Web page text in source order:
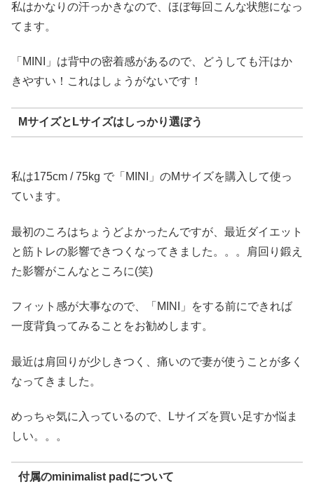
私はかなりの汗っかきなので、ほぼ毎回こんな状態になっ
てます。
「MINI」は背中の密着感があるので、どうしても汗はか
きやすい！これはしょうがないです！
MサイズとLサイズはしっかり選ぼう
私は175cm / 75kg で「MINI」のMサイズを購入して使っ
ています。
最初のころはちょうどよかったんですが、最近ダイエット
と筋トレの影響できつくなってきました。。。肩回り鍛え
た影響がこんなところに(笑)
フィット感が大事なので、「MINI」をする前にできれば
一度背負ってみることをお勧めします。
最近は肩回りが少しきつく、痛いので妻が使うことが多く
なってきました。
めっちゃ気に入っているので、Lサイズを買い足すか悩ま
しい。。。
付属のminimalist padについて